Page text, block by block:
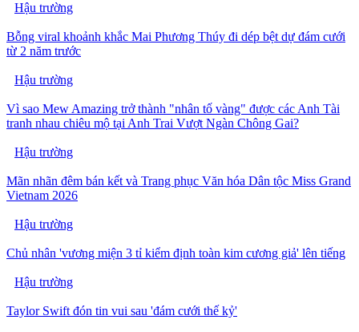
Hậu trường
Bỗng viral khoảnh khắc Mai Phương Thúy đi dép bệt dự đám cưới
từ 2 năm trước
Hậu trường
Vì sao Mew Amazing trở thành "nhân tố vàng" được các Anh Tài
tranh nhau chiêu mộ tại Anh Trai Vượt Ngàn Chông Gai?
Hậu trường
Mãn nhãn đêm bán kết và Trang phục Văn hóa Dân tộc Miss Grand
Vietnam 2026
Hậu trường
Chủ nhân 'vương miện 3 tỉ kiểm định toàn kim cương giả' lên tiếng
Hậu trường
Taylor Swift đón tin vui sau 'đám cưới thế kỷ'